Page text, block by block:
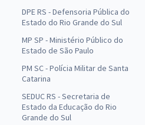
DPE RS - Defensoria Pública do
Estado do Rio Grande do Sul
MP SP - Ministério Público do
Estado de São Paulo
PM SC - Polícia Militar de Santa
Catarina
SEDUC RS - Secretaria de
Estado da Educação do Rio
Grande do Sul